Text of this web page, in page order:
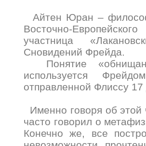
Айтен Юран –
Восточно-
участница
Сновидений Фрейда.
Понятие
используется
отправленной Флиссу
Именно говоря об этой
часто говорил о
Конечно же, все